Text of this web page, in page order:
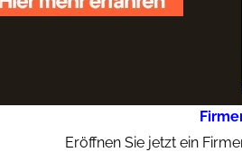
Eröffnen Sie jetzt ein